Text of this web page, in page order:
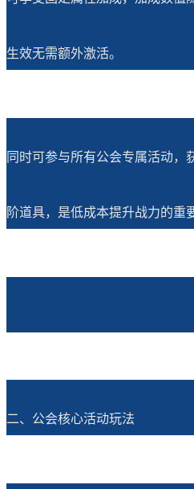
生效无需额外激活。
同时可参与所有公会专属活动，
阶道具，是低成本提升战力的重
二、公会核心活动玩法